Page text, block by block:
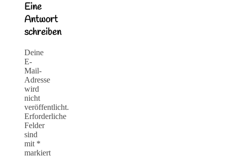
Eine
Antwort
schreiben
Deine
E-
Mail-
Adresse
wird
nicht
veröffentlicht.
Erforderliche
Felder
sind
mit *
markiert